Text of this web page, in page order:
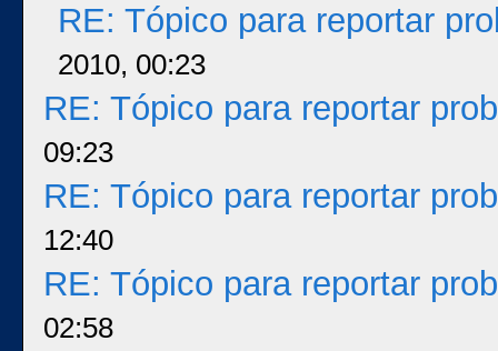
RE: Tópico para reportar
2010, 00:23
RE: Tópico para reportar
09:23
RE: Tópico para reportar
12:40
RE: Tópico para reportar
02:58